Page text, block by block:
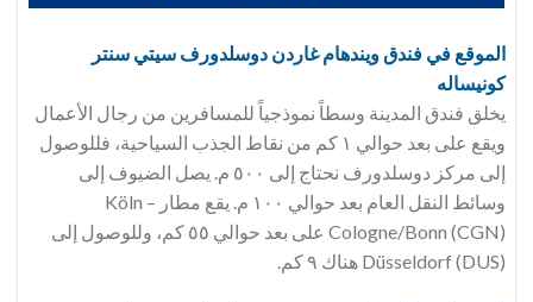
الموقع في فندق ويندهام غاردن دوسلدورف سيتي سنتر
كونيساله
يخلق فندق المدينة وسطاً نموذجياً للمسافرين من رجال الأعمال
ويقع على بعد حوالي ١ كم من نقاط الجذب السياحية، فللوصول
إلى مركز دوسلدورف نحتاج إلى ٥٠٠ م. يصل الضيوف إلى
وسائط النقل العام بعد حوالي ١٠٠ م. يقع مطار Köln –
Cologne/Bonn (CGN) على بعد حوالي ٥٥ كم، وللوصول إلى
Düsseldorf (DUS) هناك ٩ كم.